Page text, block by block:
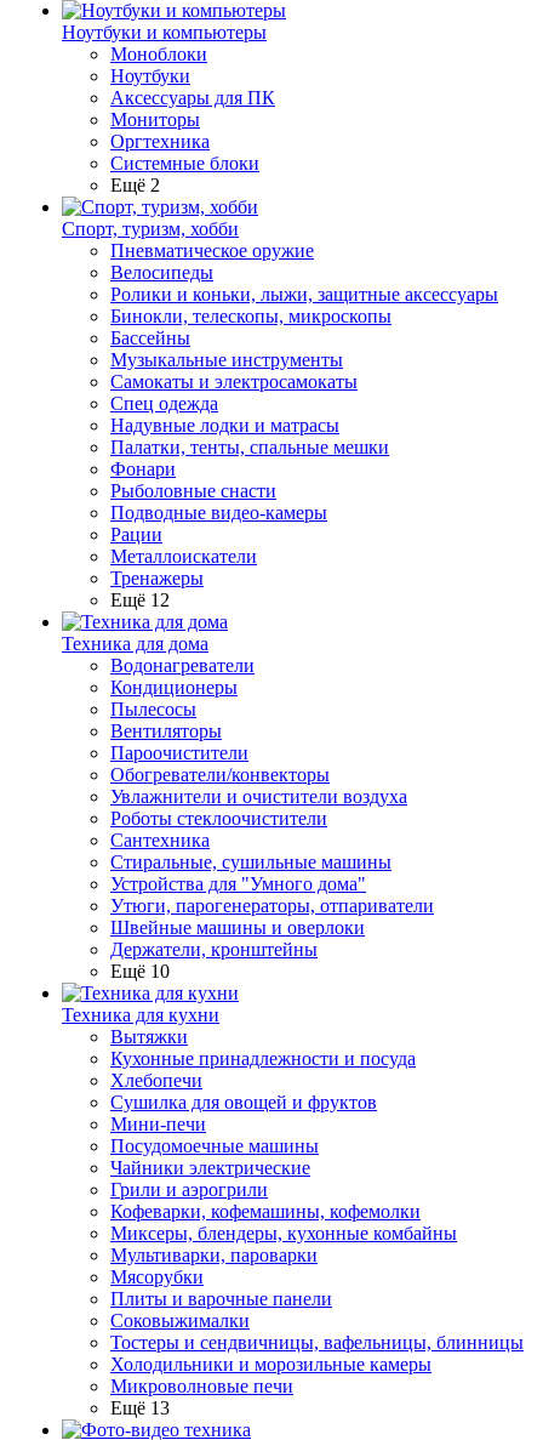
Ноутбуки и компьютеры
Моноблоки
Ноутбуки
Аксессуары для ПК
Мониторы
Оргтехника
Системные блоки
Ещё 2
Спорт, туризм, хобби
Пневматическое оружие
Велосипеды
Ролики и коньки, лыжи, защитные аксессуары
Бинокли, телескопы, микроскопы
Бассейны
Музыкальные инструменты
Самокаты и электросамокаты
Спец одежда
Надувные лодки и матрасы
Палатки, тенты, спальные мешки
Фонари
Рыболовные снасти
Подводные видео-камеры
Рации
Металлоискатели
Тренажеры
Ещё 12
Техника для дома
Водонагреватели
Кондиционеры
Пылесосы
Вентиляторы
Пароочистители
Обогреватели/конвекторы
Увлажнители и очистители воздуха
Роботы стеклоочистители
Сантехника
Стиральные, сушильные машины
Устройства для "Умного дома"
Утюги, парогенераторы, отпариватели
Швейные машины и оверлоки
Держатели, кронштейны
Ещё 10
Техника для кухни
Вытяжки
Кухонные принадлежности и посуда
Хлебопечи
Сушилка для овощей и фруктов
Мини-печи
Посудомоечные машины
Чайники электрические
Грили и аэрогрили
Кофеварки, кофемашины, кофемолки
Миксеры, блендеры, кухонные комбайны
Мультиварки, пароварки
Мясорубки
Плиты и варочные панели
Соковыжималки
Тостеры и сендвичницы, вафельницы, блинницы
Холодильники и морозильные камеры
Микроволновые печи
Ещё 13